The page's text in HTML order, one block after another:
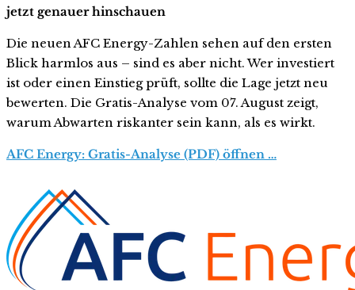
jetzt genauer hinschauen
Die neuen AFC Energy-Zahlen sehen auf den ersten
Blick harmlos aus – sind es aber nicht. Wer investiert
ist oder einen Einstieg prüft, sollte die Lage jetzt neu
bewerten. Die Gratis-Analyse vom 07. August zeigt,
warum Abwarten riskanter sein kann, als es wirkt.
AFC Energy: Gratis-Analyse (PDF) öffnen …